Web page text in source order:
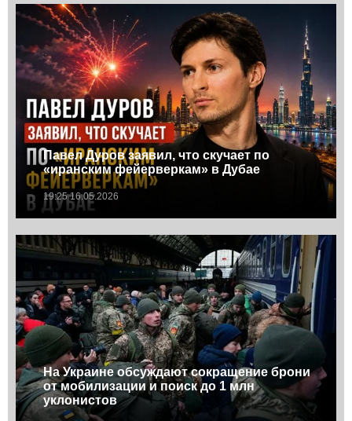
Павел Дуров заявил, что скучает по
«иранским фейерверкам» в Дубае
19:25 16.05.2026
На Украине обсуждают сокращение брони
от мобилизации и поиск до 1 млн
уклонистов